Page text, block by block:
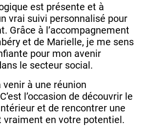
est présente et à
vrai suivi personnalisé pour
Grâce à l’accompagnement
et de Marielle, je me sens
pour mon avenir
le secteur social.
venir à une réunion
l’occasion de découvrir le
et de rencontrer une
vraiment en votre potentiel.